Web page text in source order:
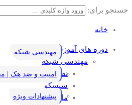
جستجو برای:
خانه
دوره های آموزشی
مهندسی شبکه
نقشه راه یادگیری
سیسکو
مایکروسافت
مهندسی شبکه
امنیت و ضد هک |
پیشنهادات ویژه